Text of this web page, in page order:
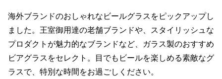
海外ブランドのおしゃれなビールグラスをピックアップし
ました。王室御用達の老舗ブランドや、スタイリッシュな
プロダクトが魅力的なブランドなど、ガラス製のおすすめ
ビアグラスをセレクト。目でもビールを楽しめる素敵なグ
ラスで、特別な時間をお過ごしください。